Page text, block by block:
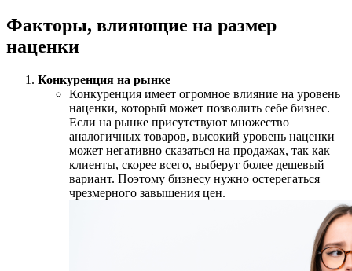
Факторы, влияющие на размер
наценки
Конкуренция на рынке
Конкуренция имеет огромное влияние на уровень
наценки, который может позволить себе бизнес.
Если на рынке присутствуют множество
аналогичных товаров, высокий уровень наценки
может негативно сказаться на продажах, так как
клиенты, скорее всего, выберут более дешевый
вариант. Поэтому бизнесу нужно остерегаться
чрезмерного завышения цен.